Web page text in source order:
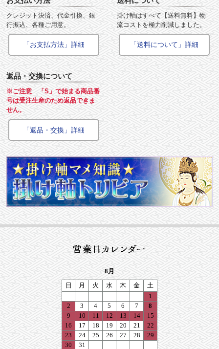
クレジット決済、代金引換、銀
行振込、各種ご用意。
「お支払方法」詳細
掛け軸はすべて【送料無料】物
流コストを極力削減しました。
「送料について」詳細
返品・交換について
※ご注意 「S」で始まる商品番
号は受注生産のため返品できま
せん。
「返品・交換」詳細